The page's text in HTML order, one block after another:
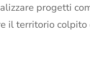
progetti
il territorio colpito